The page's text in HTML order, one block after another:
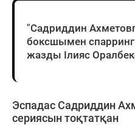
"Садриддин
боксшымен спарринг
жазды Ілияс
Эспадас Садриддин
сериясын тоқтатқан